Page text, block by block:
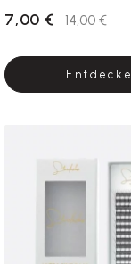
7,00 € 14,00 €
Entdecke